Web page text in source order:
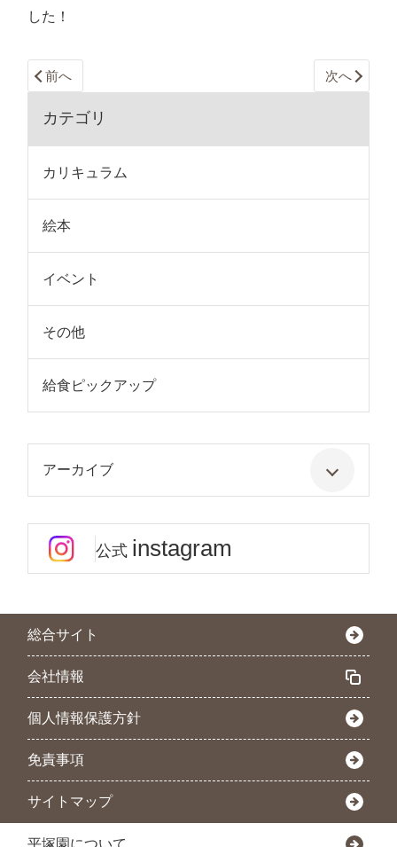
した！
前へ 次へ
カテゴリ
カリキュラム
絵本
イベント
その他
給食ピックアップ
アーカイブ
公式 instagram
総合サイト
会社情報
個人情報保護方針
免責事項
サイトマップ